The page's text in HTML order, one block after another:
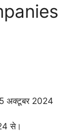
अक्टूबर 2024
से।